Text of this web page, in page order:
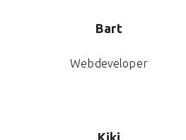
Bart
Webdeveloper